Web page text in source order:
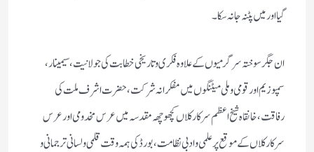
گیا اور میں پٹنہ جا نہ سکا۔
ان جگر سوختہ سرگرمیوں کے علاوہ فکری و تاریخی خطابت کی جولانیت، سیمینار،
سمپوزیم اور قومی و ملی میٹنگوں میں مفکرانہ شرکت، حضرت اشرف ملت کی
رفاقت، خانقاہ شیخ اعظم سرکار کلاں کچھوچھہ مقدسہ میں عرس مخدومی اور عرس
سرکار کلاں کے موقع پر علمی و ادبی نظامت، بورڈ کی ہمہ وقت قلمی و لسانی ترجمانی و